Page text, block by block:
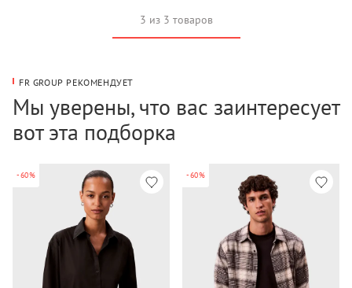
3 из 3 товаров
FR GROUP РЕКОМЕНДУЕТ
Мы уверены, что вас заинтересует
вот эта подборка
-60% -60%